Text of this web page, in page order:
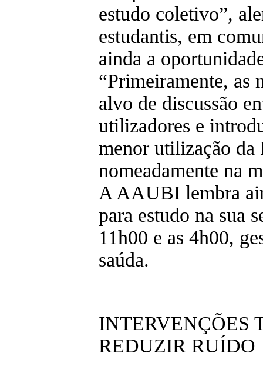
estudo coletivo”,
estudantis, em
ainda a
“Primeiramente, as
alvo de discussão
utilizadores e
menor utilização
nomeadamente na
A AAUBI lembra
para estudo na sua
11h00 e as 4h00,
saúda.
INTERVENÇÕES
REDUZIR RUÍDO